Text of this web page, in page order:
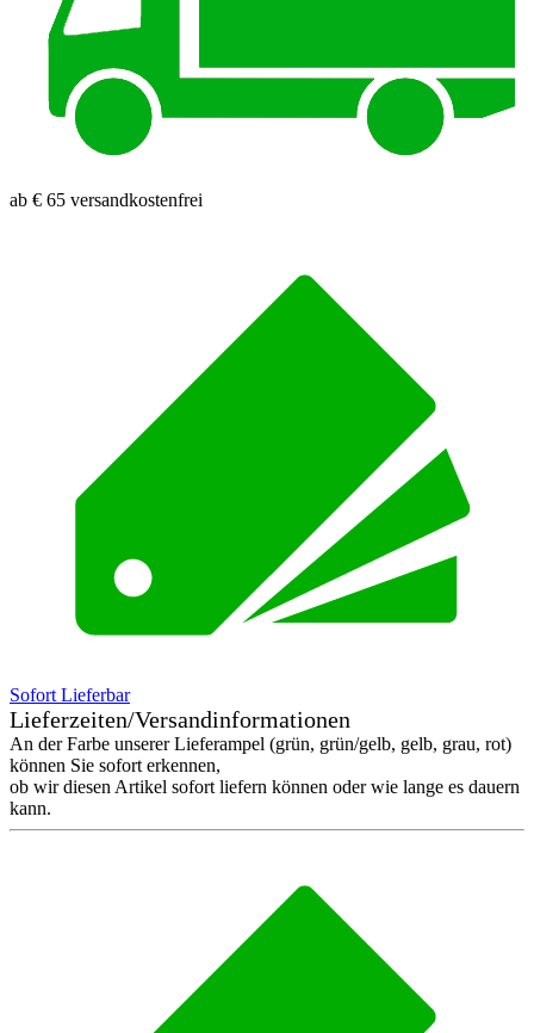
ab € 65 versandkostenfrei
Sofort Lieferbar
Lieferzeiten/Versandinformationen
An der Farbe unserer Lieferampel (grün, grün/gelb, gelb, grau, rot)
können Sie sofort erkennen,
ob wir diesen Artikel sofort liefern können oder wie lange es dauern
kann.